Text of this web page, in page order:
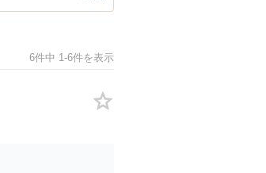
6件中 1-6件を表示